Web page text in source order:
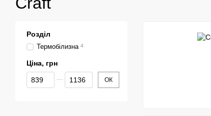
Розділ
Термобілизна 4
Ціна, грн
Від Ціна, грн
До Ціна, грн ОК